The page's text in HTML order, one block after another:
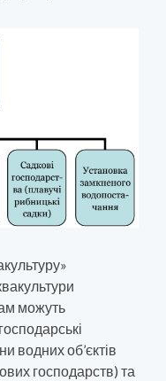
можуть
водних об’єктів
господарств) та